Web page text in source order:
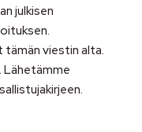
julkisen
tämän viestin alta.
Lähetämme